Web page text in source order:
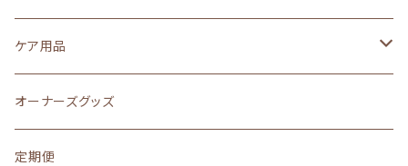
ヤギミルク
栄養補助・サプリメント
無添加・オーガニック
バイオロジックフード
Ｔシャツ、キャミソール
防寒
マナーウェア
ケア用品
シャンプー
歯磨き・耳掃除
オーナーズグッズ
定期便